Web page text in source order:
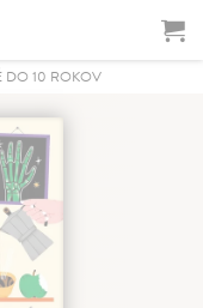
DO 10 ROKOV